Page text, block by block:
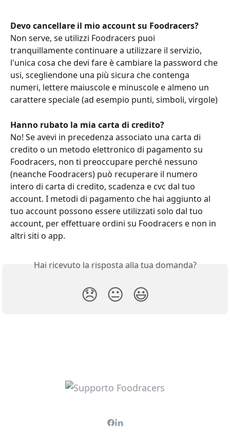
Devo cancellare il mio account su Foodracers?
Non serve, se utilizzi Foodracers puoi
tranquillamente continuare a utilizzare il servizio,
l'unica cosa che devi fare è cambiare la password che
usi, scegliendone una più sicura che contenga
numeri, lettere maiuscole e minuscole e almeno un
carattere speciale (ad esempio punti, simboli, virgole)
Hanno rubato la mia carta di credito?
No! Se avevi in precedenza associato una carta di
credito o un metodo elettronico di pagamento su
Foodracers, non ti preoccupare perché nessuno
(neanche Foodracers) può recuperare il numero
intero di carta di credito, scadenza e cvc dal tuo
account. I metodi di pagamento che hai aggiunto al
tuo account possono essere utilizzati solo dal tuo
account, per effettuare ordini su Foodracers e non in
altri siti o app.
Hai ricevuto la risposta alla tua domanda?
😞 😐 😃